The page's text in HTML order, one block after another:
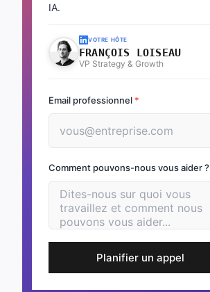
IA.
VOTRE HÔTE
FRANÇOIS LOISEAU
VP Strategy & Growth
Email professionnel *
Comment pouvons-nous vous aider ?
Planifier un appel